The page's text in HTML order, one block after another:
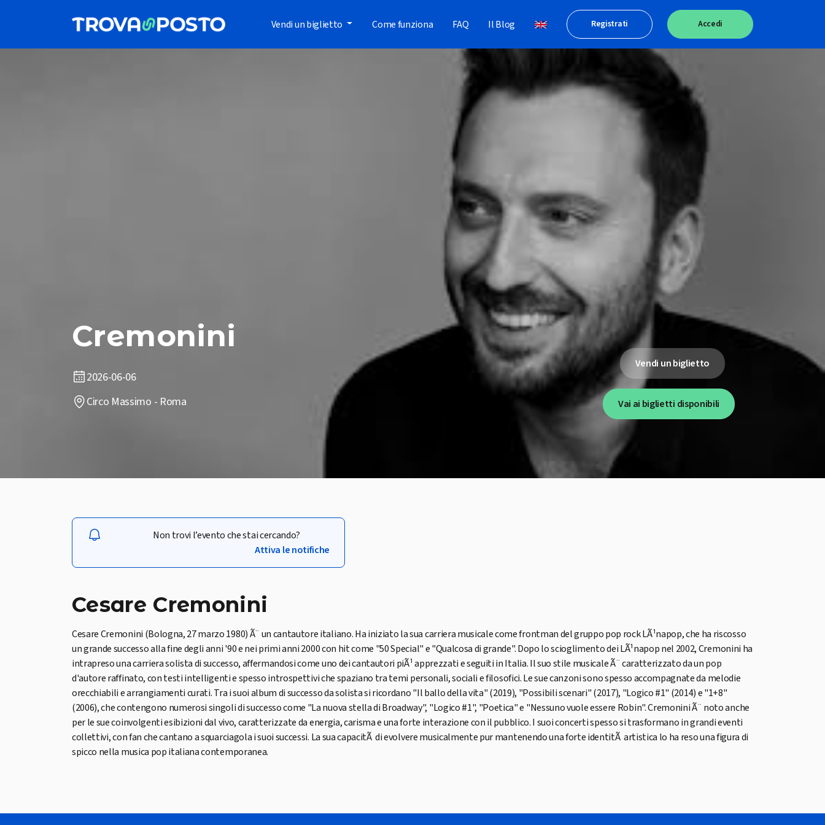
Vendi un biglietto Come funziona FAQ Il Blog Registrati Accedi
Cremonini
2026-06-06
Circo Massimo - Roma
Vendi un biglietto
Vai ai biglietti disponibili
Non trovi l’evento che stai cercando?
Attiva le notifiche
Cesare Cremonini
Cesare Cremonini (Bologna, 27 marzo 1980) Ã¨ un cantautore italiano. Ha iniziato la sua carriera musicale come frontman del gruppo pop rock LÃ¹napop, che ha riscosso
un grande successo alla fine degli anni '90 e nei primi anni 2000 con hit come "50 Special" e "Qualcosa di grande". Dopo lo scioglimento dei LÃ¹napop nel 2002, Cremonini ha
intrapreso una carriera solista di successo, affermandosi come uno dei cantautori piÃ¹ apprezzati e seguiti in Italia. Il suo stile musicale Ã¨ caratterizzato da un pop
d'autore raffinato, con testi intelligenti e spesso introspettivi che spaziano tra temi personali, sociali e filosofici. Le sue canzoni sono spesso accompagnate da melodie
orecchiabili e arrangiamenti curati. Tra i suoi album di successo da solista si ricordano "Il ballo della vita" (2019), "Possibili scenari" (2017), "Logico #1" (2014) e "1+8"
(2006), che contengono numerosi singoli di successo come "La nuova stella di Broadway", "Logico #1", "Poetica" e "Nessuno vuole essere Robin". Cremonini Ã¨ noto anche
per le sue coinvolgenti esibizioni dal vivo, caratterizzate da energia, carisma e una forte interazione con il pubblico. I suoi concerti spesso si trasformano in grandi eventi
collettivi, con fan che cantano a squarciagola i suoi successi. La sua capacitÃ di evolvere musicalmente pur mantenendo una forte identitÃ artistica lo ha reso una figura di
spicco nella musica pop italiana contemporanea.